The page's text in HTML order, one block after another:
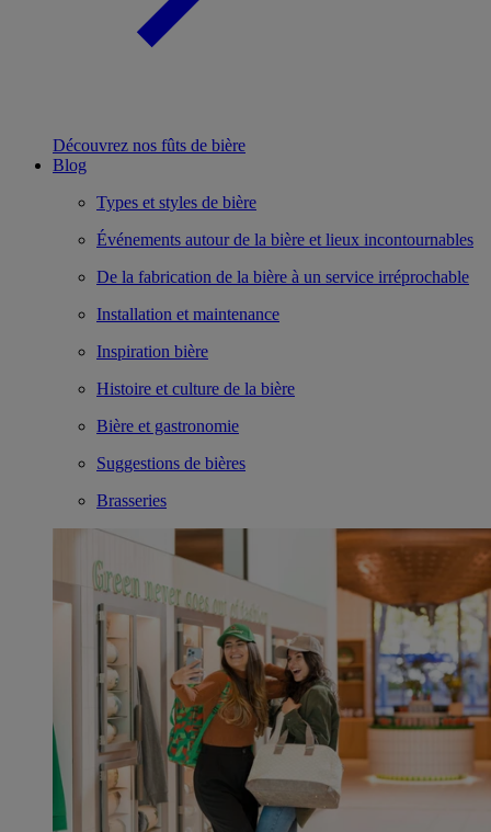
Découvrez nos fûts de bière
Blog
Types et styles de bière
Événements autour de la bière et lieux incontournables
De la fabrication de la bière à un service irréprochable
Installation et maintenance
Inspiration bière
Histoire et culture de la bière
Bière et gastronomie
Suggestions de bières
Brasseries